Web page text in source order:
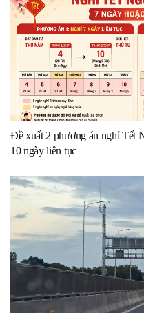
Đề xuất 2 phương án nghỉ Tết
10 ngày liên tục